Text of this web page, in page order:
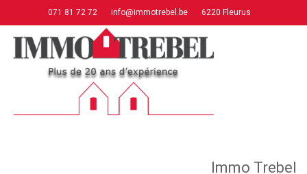
071 81 72 72 info@immotrebel.be 6220 Fleurus
Immo Trebel